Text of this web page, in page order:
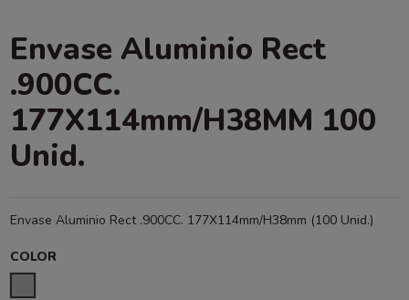
Envase Aluminio Rect
.900CC.
177X114mm/H38MM 100
Unid.
Envase Aluminio Rect .900CC. 177X114mm/H38mm (100 Unid.)
COLOR